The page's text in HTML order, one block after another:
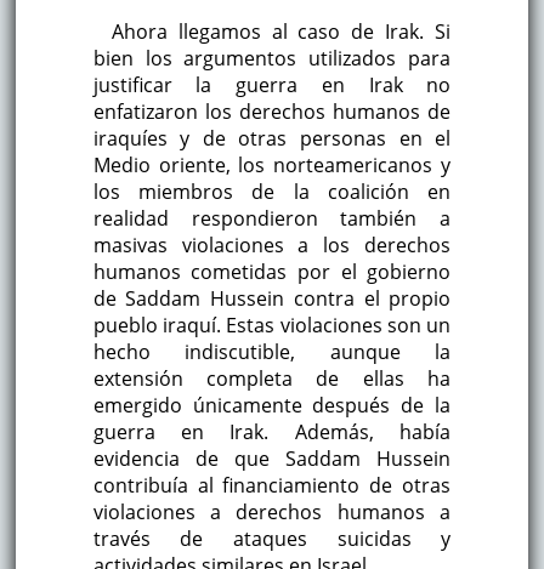
Ahora llegamos al caso de Irak. Si
bien los argumentos utilizados para
justificar la guerra en Irak no
enfatizaron los derechos humanos de
iraquíes y de otras personas en el
Medio oriente, los norteamericanos y
los miembros de la coalición en
realidad respondieron también a
masivas violaciones a los derechos
humanos cometidas por el gobierno
de Saddam Hussein contra el propio
pueblo iraquí. Estas violaciones son un
hecho indiscutible, aunque la
extensión completa de ellas ha
emergido únicamente después de la
guerra en Irak. Además, había
evidencia de que Saddam Hussein
contribuía al financiamiento de otras
violaciones a derechos humanos a
través de ataques suicidas y